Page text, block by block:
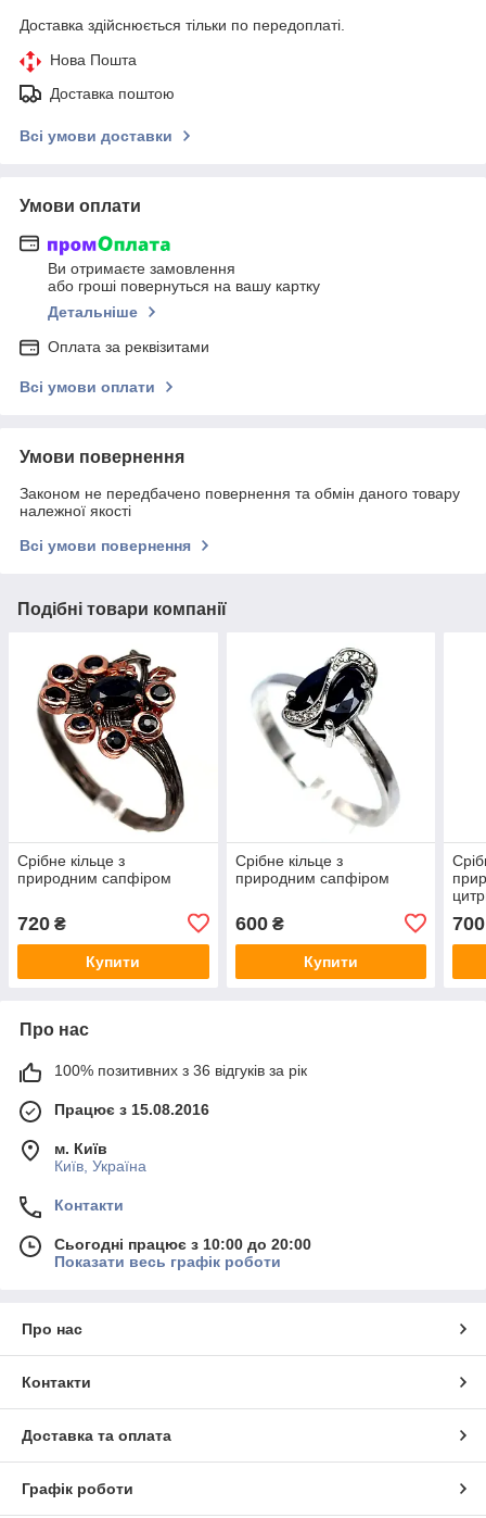
Доставка здійснюється тільки по передоплаті.
Нова Пошта
Доставка поштою
Всі умови доставки
Умови оплати
Ви отримаєте замовлення
або гроші повернуться на вашу картку
Детальніше
Оплата за реквізитами
Всі умови оплати
Умови повернення
Законом не передбачено повернення та обмін даного товару
належної якості
Всі умови повернення
Подібні товари компанії
Срібне кільце з
природним сапфіром
720 ₴
Купити
Срібне кільце з
природним сапфіром
600₴
Купити
700
Про нас
100% позитивних з 36 відгуків за рік
Працює з 15.08.2016
м. Київ
Київ, Україна
Контакти
Сьогодні працює з 10:00 до 20:00
Показати весь графік роботи
Про нас
Контакти
Доставка та оплата
Графік роботи